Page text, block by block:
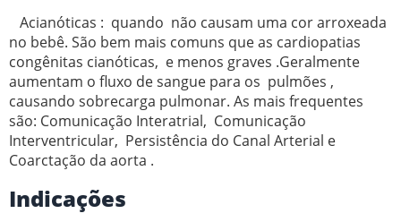
Acianóticas : quando não causam uma cor arroxeada
no bebê. São bem mais comuns que as cardiopatias
congênitas cianóticas, e menos graves .Geralmente
aumentam o fluxo de sangue para os pulmões ,
causando sobrecarga pulmonar. As mais frequentes
são: Comunicação Interatrial, Comunicação
Interventricular, Persistência do Canal Arterial e
Coarctação da aorta .
Indicações